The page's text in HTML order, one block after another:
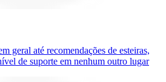
geral até recomendações de esteiras,
de suporte em nenhum outro lugar